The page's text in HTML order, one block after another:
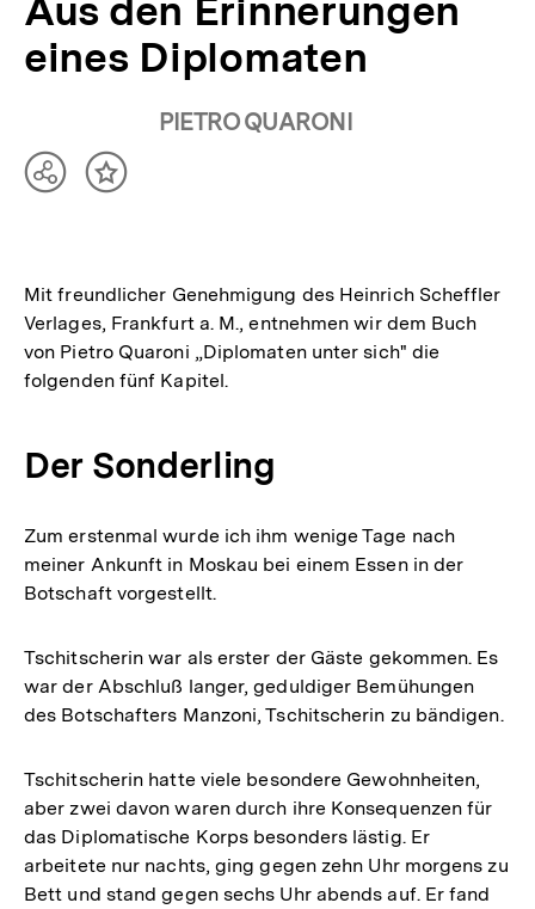
Aus den Erinnerungen
eines Diplomaten
PIETRO QUARONI
TeilenInhalt
Mit freundlicher Genehmigung des Heinrich Scheffler
Verlages, Frankfurt a. M., entnehmen wir dem Buch
von Pietro Quaroni „Diplomaten unter sich" die
folgenden fünf Kapitel.
Der Sonderling
Zum erstenmal wurde ich ihm wenige Tage nach
meiner Ankunft in Moskau bei einem Essen in der
Botschaft vorgestellt.
Tschitscherin war als erster der Gäste gekommen. Es
war der Abschluß langer, geduldiger Bemühungen
des Botschafters Manzoni, Tschitscherin zu bändigen.
Tschitscherin hatte viele besondere Gewohnheiten,
aber zwei davon waren durch ihre Konsequenzen für
das Diplomatische Korps besonders lästig. Er
arbeitete nur nachts, ging gegen zehn Uhr morgens zu
Bett und stand gegen sechs Uhr abends auf. Er fand